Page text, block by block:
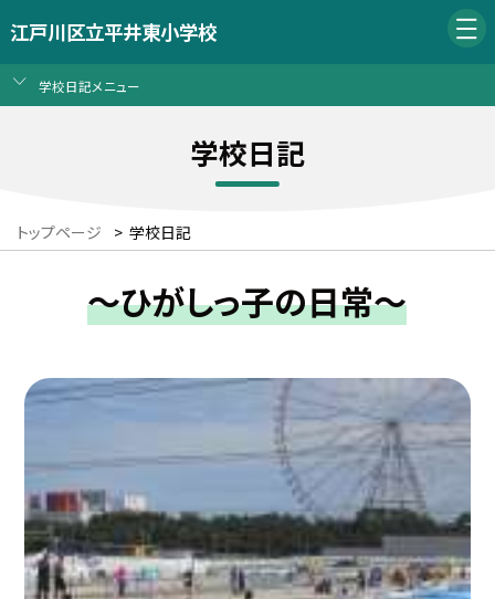
江戸川区立平井東小学校
学校日記メニュー
学校日記
トップページ > 学校日記
～ひがしっ子の日常～